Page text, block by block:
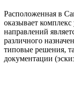
Расположенная в
оказывает
направлений
различного
типовые решения,
документации